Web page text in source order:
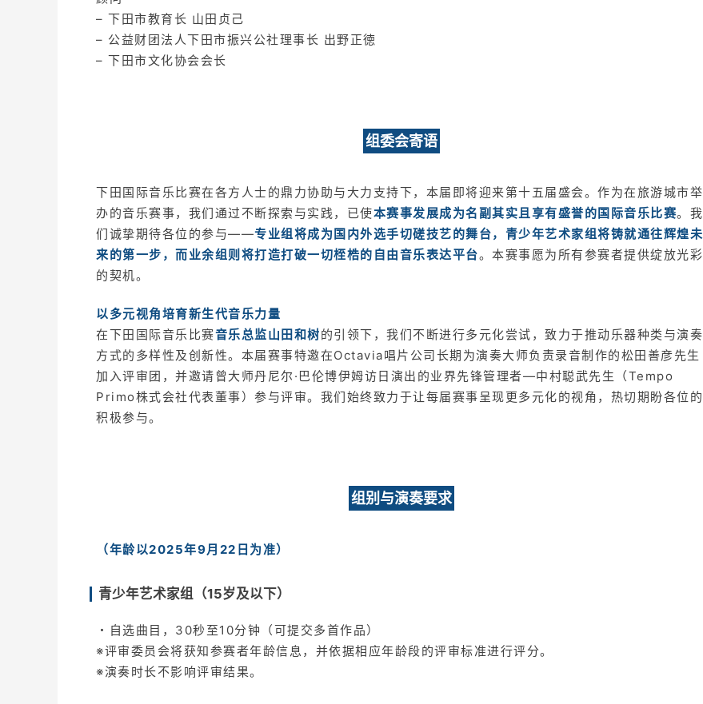
– 下田市教育长 山田贞己
– 公益财团法人下田市振兴公社理事长 出野正徳
– 下田市文化协会会长
组委会寄语
下田国际音乐比赛在各方人士的鼎力协助与大力支持下，本届即将迎来第十五届盛会。作为在旅游城市举
办的音乐赛事，我们通过不断探索与实践，已使本赛事发展成为名副其实且享有盛誉的国际音乐比赛。我
们诚挚期待各位的参与——专业组将成为国内外选手切磋技艺的舞台，青少年艺术家组将铸就通往辉煌未
来的第一步，而业余组则将打造打破一切桎梏的自由音乐表达平台。本赛事愿为所有参赛者提供绽放光彩
的契机。
以多元视角培育新生代音乐力量
在下田国际音乐比赛音乐总监山田和树的引领下，我们不断进行多元化尝试，致力于推动乐器种类与演奏
方式的多样性及创新性。本届赛事特邀在Octavia唱片公司长期为演奏大师负责录音制作的松田善彦先生
加入评审团，并邀请曾大师丹尼尔·巴伦博伊姆访日演出的业界先锋管理者—中村聪武先生（Tempo
Primo株式会社代表董事）参与评审。我们始终致力于让每届赛事呈现更多元化的视角，热切期盼各位的
积极参与。
组别与演奏要求
（年龄以2025年9月22日为准）
青少年艺术家组（15岁及以下）
・自选曲目，30秒至10分钟（可提交多首作品）
※评审委员会将获知参赛者年龄信息，并依据相应年龄段的评审标准进行评分。
※演奏时长不影响评审结果。